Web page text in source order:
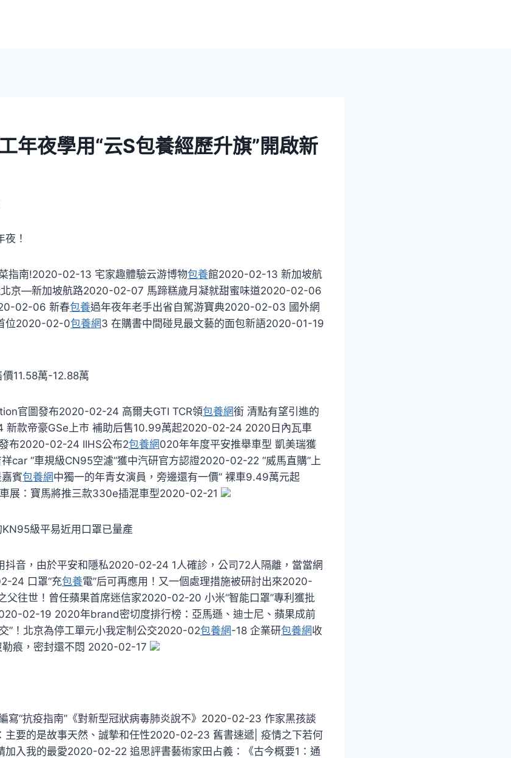
年夜學用“云S包養經歷升旗”開啟新
！
指南!2020-02-13 宅家趣體驗云游博物包養館2020-02-13 新加坡航
京—新加坡航路2020-02-07 馬蹄糕歲月凝就甜蜜味道2020-02-06
02-06 新春包養過年夜年老手出省自駕游寶典2020-02-03 國外網
位2020-02-0包養網3 在購書中間碰見最文藝的面包新語2020-01-19
11.58萬-12.88萬
官圖發布2020-02-24 高爾夫GTI TCR領包養網銜 清點有望引進的
款帝豪GSe上市 補助后售10.99萬起2020-02-24 2020日內瓦車
布2020-02-24 IIHS公布2包養網020年年度平安推舉車型 凱美瑞獲
car “車規級CN95空濾”獲中汽研官方認證2020-02-22 “威馬直購”上
賓包養網中獨一的年青女演員，旁邊還有一價” 裸車9.49萬元起
展：寶馬將推三款330e插混車型2020-02-21
級平易近用口罩已量產
抖音，由於平安和隱私2020-02-24 1人確診，公司72人隔離，當當網
24 口罩“充包養電”后可再應用！又一個處理措施被研討出來2020-
父往世！曾任蘋果首席迷信家2020-02-20 小米“智能口罩”專利獲批
02-19 2020年brand密切度排行榜：亞馬遜、迪士尼、蘋果成前
”！北京為停工單元小我定制公交2020-02包養網-18 企業研包養網收
勒痕，密封還不悶 2020-02-17
寫“抗疫指南”《對新型冠狀病毒肺炎說不》2020-02-23 作家黑孩談
主要的是故事天然、誠摯和任性2020-02-23 舊書速遞| 疫情之下若何
加入我的最愛2020-02-22 追思評書藝術家田占義：《古今概要1：通